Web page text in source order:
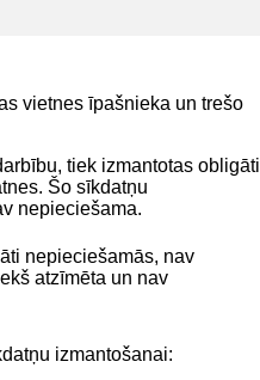
vietnes īpašnieka un trešo
tiek izmantotas obligāti
Šo sīkdatņu
nepieciešama.
nepieciešamās, nav
atzīmēta un nav
izmantošanai:
Privātuma politika
Lapas karte
paziņojums
Kontakti